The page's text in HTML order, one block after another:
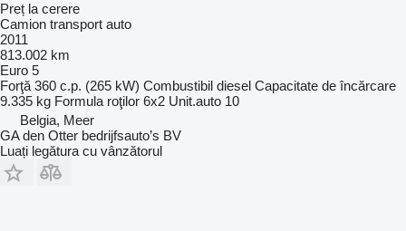
Preț la cerere
Camion transport auto
2011
813.002 km
Euro 5
Forţă 360 c.p. (265 kW) Combustibil diesel Capacitate de încărcare
9.335 kg Formula roţilor 6x2 Unit.auto 10
Belgia, Meer
GA den Otter bedrijfsauto’s BV
Luați legătura cu vânzătorul